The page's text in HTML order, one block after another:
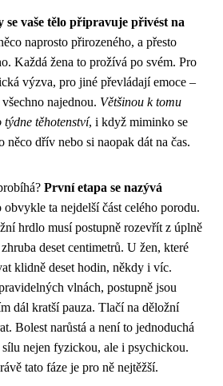
vaše tělo připravuje přivést na
naprosto přirozeného, a přesto
Každá žena to prožívá po svém. Pro
výzva, pro jiné převládají emoce –
najednou. Většinou k tomu
těhotenství, i když miminko se
dřív nebo si naopak dát na čas.
První etapa se nazývá
ta nejdelší část celého porodu.
hrdlo musí postupně rozevřít z úplně
deset centimetrů. U žen, které
klidně deset hodin, někdy i víc.
vlnách, postupně jsou
dál kratší pauza. Tlačí na děložní
Bolest narůstá a není to jednoduchá
sílu nejen fyzickou, ale i psychickou.
tato fáze je pro ně nejtěžší.